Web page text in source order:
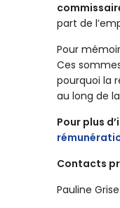
part de
Pour
Ces
pourquoi la
au long de
Pour plus
Contacts
Pauline